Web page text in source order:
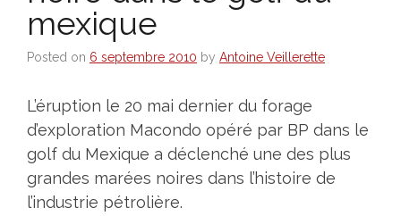
mexique
Posted on 6 septembre 2010 by Antoine Veillerette
L’éruption le 20 mai dernier du forage
d’exploration Macondo opéré par BP dans le
golf du Mexique a déclenché une des plus
grandes marées noires dans l’histoire de
l’industrie pétrolière.